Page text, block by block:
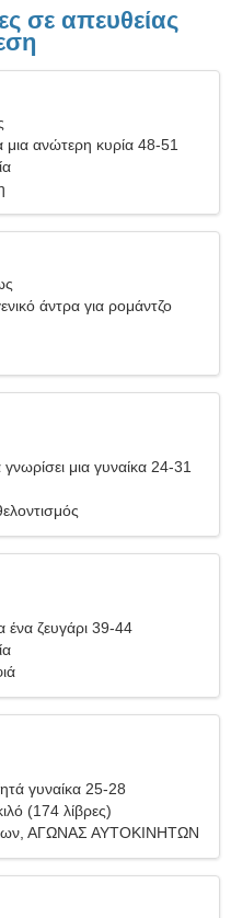
σε απευθείας
μια ανώτερη κυρία 48-51
άντρα για ρομάντζο
μια γυναίκα 24-31
ένα ζευγάρι 39-44
γυναίκα 25-28
(174 λίβρες)
ΑΓΩΝΑΣ ΑΥΤΟΚΙΝΗΤΩΝ